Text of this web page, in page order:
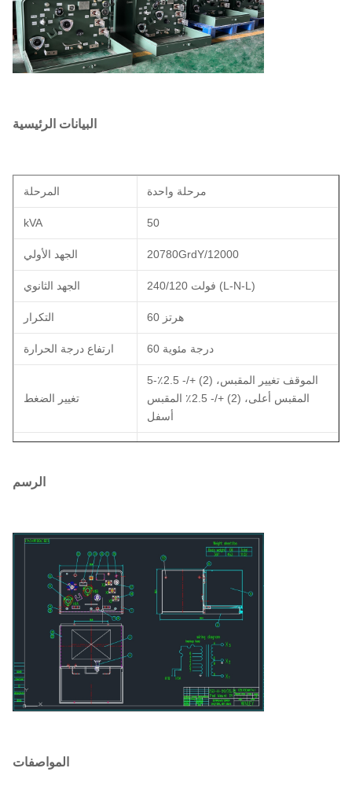
البيانات الرئيسية
المرحلة مرحلة واحدة
kVA 50
الجهد الأولي 20780GrdY/12000
الجهد الثانوي 240/120 فولت (L-N-L)
التكرار 60 هرتز
ارتفاع درجة الحرارة 60 درجة مئوية
تغيير الضغط
5-الموقف تغيير المقبس، (2) +/- 2.5٪
المقبس أعلى، (2) +/- 2.5٪ المقبس
أسفل
فئة التبريد
مادة التلف النحاس
الأبعاد 24 × 32 × 33
الوزن +/- 750 باوند
التصنيفات
تتوافق مع ANSI /
IEEE # C57.12.25
الرسم
المواصفات